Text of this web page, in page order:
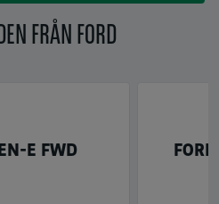
FRÅN FORD
E FWD